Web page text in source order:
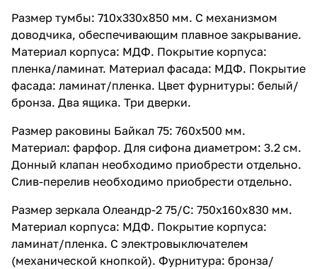
Размер тумбы: 710x330x850 мм. С механизмом
доводчика, обеспечивающим плавное закрывание.
Материал корпуса: МДФ. Покрытие корпуса:
пленка/ламинат. Материал фасада: МДФ. Покрытие
фасада: ламинат/пленка. Цвет фурнитуры: белый/
бронза. Два ящика. Три дверки.
Размер раковины Байкал 75: 760x500 мм.
Материал: фарфор. Для сифона диаметром: 3.2 см.
Донный клапан необходимо приобрести отдельно.
Слив-перелив необходимо приобрести отдельно.
Размер зеркала Олеандр-2 75/С: 750x160x830 мм.
Материал корпуса: МДФ. Покрытие корпуса:
ламинат/пленка. С электровыключателем
(механической кнопкой). Фурнитура: бронза/